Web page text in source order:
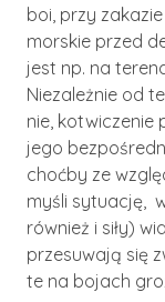
boi, przy
morskie przed
jest np. na
Niezależnie od
nie, kotwiczenie
jego
choćby ze
myśli sytuację,
również i siły)
przesuwają się
te na bojach